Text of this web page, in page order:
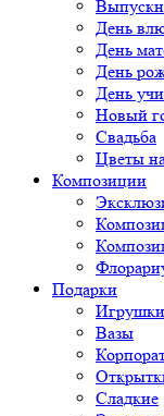
День
День
День
День
Новый
Свадьба
Цветы
Композиции
Подарки
Игрушки
Вазы
Сладкие